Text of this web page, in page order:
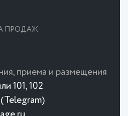
ПРОДАЖ
приема и размещения
101, 102